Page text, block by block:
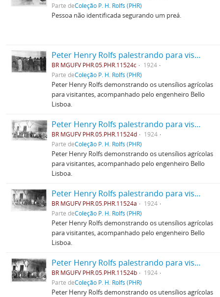
Parte deColeção P. H. Rolfs (PHR)
Pessoa não identificada segurando um preá.
Peter Henry Rolfs palestrando para visitantes
BR MGUFV PHR.05.PHR.11524c
1924
Parte deColeção P. H. Rolfs (PHR)
Peter Henry Rolfs demonstrando os utensílios agrícolas
para visitantes, acompanhado pelo engenheiro Bello
Lisboa.
Peter Henry Rolfs palestrando para visitantes
BR MGUFV PHR.05.PHR.11524d
1924
Parte deColeção P. H. Rolfs (PHR)
Peter Henry Rolfs demonstrando os utensílios agrícolas
para visitantes, acompanhado pelo engenheiro Bello
Lisboa.
Peter Henry Rolfs palestrando para visitantes
BR MGUFV PHR.05.PHR.11524a
1924
Parte deColeção P. H. Rolfs (PHR)
Peter Henry Rolfs demonstrando os utensílios agrícolas
para visitantes, acompanhado pelo engenheiro Bello
Lisboa.
Peter Henry Rolfs palestrando para visitantes
BR MGUFV PHR.05.PHR.11524b
1924
Parte deColeção P. H. Rolfs (PHR)
Peter Henry Rolfs demonstrando os utensílios agrícolas